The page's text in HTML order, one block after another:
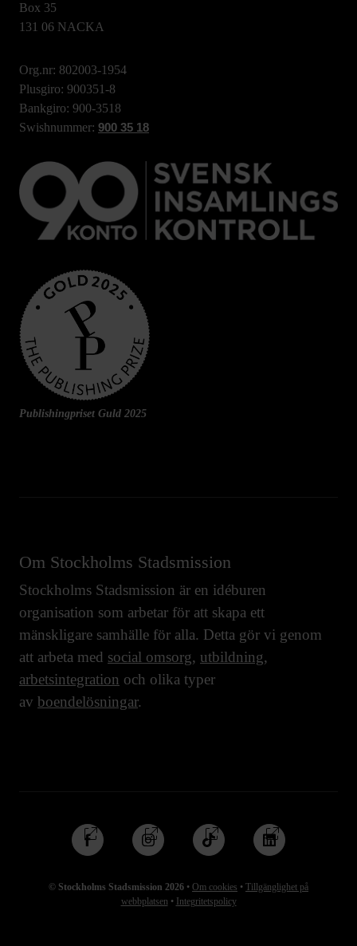
Box 35
131 06 NACKA
Org.nr: 802003-1954
Plusgiro: 900351-8
Bankgiro: 900-3518
Swishnummer: 900 35 18
Publishingpriset Guld 2025
Om Stockholms Stadsmission
Stockholms Stadsmission är en idéburen
organisation som arbetar för att skapa ett
mänskligare samhälle för alla. Detta gör vi genom
att arbeta med social omsorg, utbildning,
arbetsintegration och olika typer
av boendelösningar.
© Stockholms Stadsmission 2026 • Om cookies • Tillgänglighet på
webbplatsen • Integritetspolicy
Följ
oss
Facebook
Följ
oss
Instagram
Följ
oss
TikTok
Följ
oss
Linkedin